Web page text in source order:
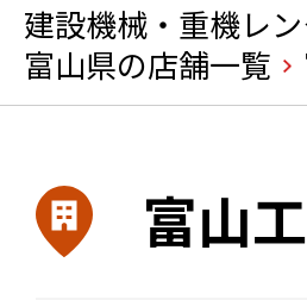
建設機械・重機レ
富山県の店舗一覧
富山